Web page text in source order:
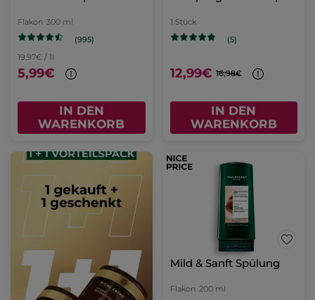
Flakon 300 ml
(995)
19,97€ / 1l
5,99€
IN DEN
WARENKORB
1 Stück
(5)
12,99€ 16,98€
IN DEN
WARENKORB
Mild & Sanft Spülung
Flakon 200 ml